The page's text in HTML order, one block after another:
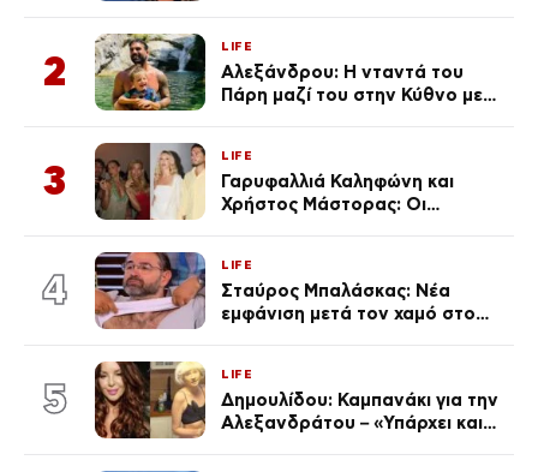
Λένας
2
LIFE
Αλεξάνδρου: Η νταντά του
Πάρη μαζί του στην Κύθνο με
3
LIFE
Γαρυφαλλιά Καληφώνη και
Χρήστος Μάστορας: Οι
απαρατήρητη
4
LIFE
Σταύρος Μπαλάσκας: Νέα
εμφάνιση μετά τον χαμό στο
5
LIFE
Δημουλίδου: Καμπανάκι για την
Αλεξανδράτου – «Υπάρχει και